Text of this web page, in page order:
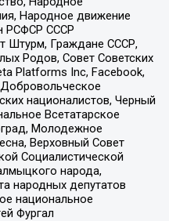
Народное движение
РСФСР СССР
Штурм, Граждане СССР,
Родов, Совет Советских
Platforms Inc, Facebook,
националистов, Черный
Всетатарское
Молодежное
Верховный Совет
Социалистической
народа,
народных депутатов
национальное
Фургал